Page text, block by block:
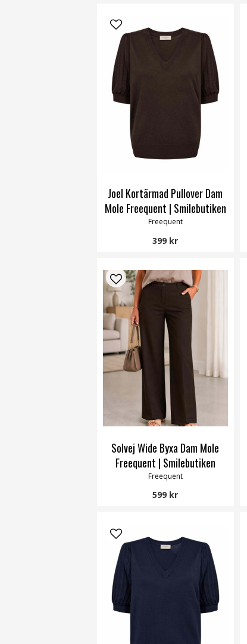
Joel Kortärmad Pullover Dam
Mole Freequent | Smilebutiken
Freequent
399 kr
Solvej Wide Byxa Dam Mole
Freequent | Smilebutiken
Freequent
599 kr